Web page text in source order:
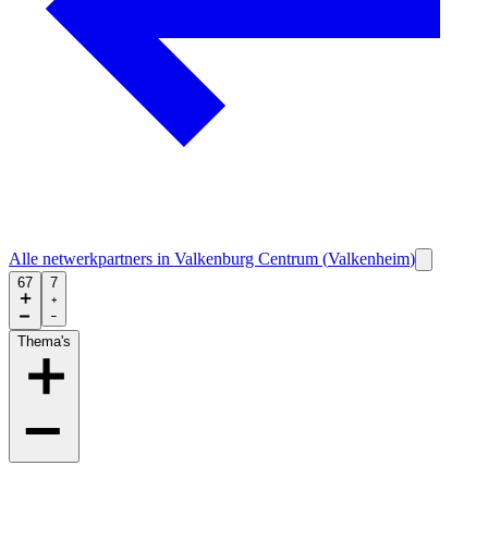
Alle netwerkpartners in Valkenburg Centrum (Valkenheim)
67 7
Thema's